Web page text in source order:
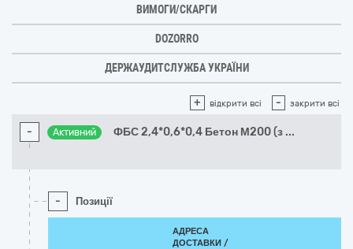
ВИМОГИ/СКАРГИ
DOZORRO
ДЕРЖАУДИТСЛУЖБА УКРАЇНИ
+ відкрити всі - закрити всі
- Активний ФБС 2,4*0,6*0,4 Бетон М200 (з ...
- Позиції
АДРЕСА
ДОСТАВКИ /